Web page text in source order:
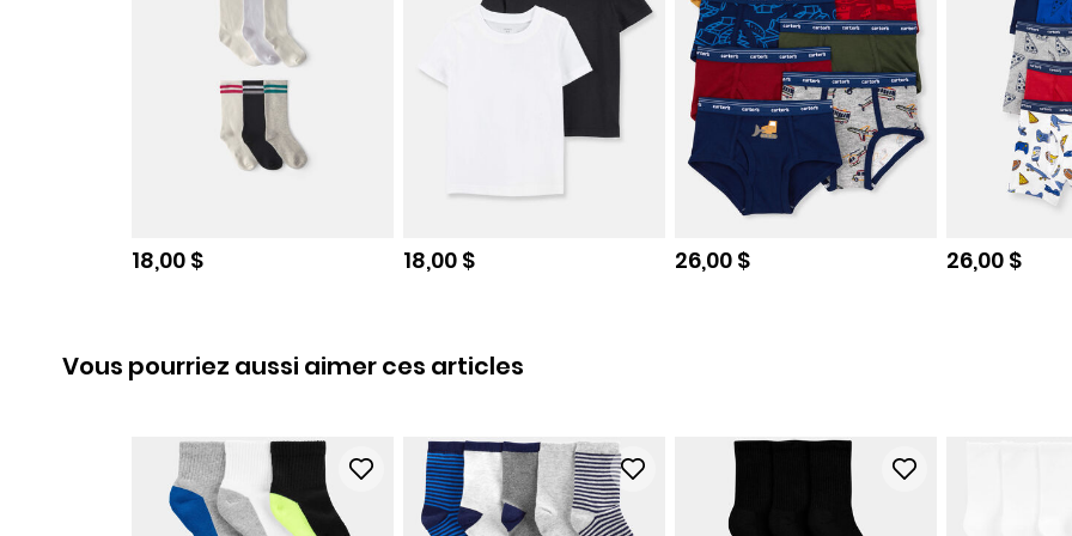
Prix de solde
18,00 $ Prix de solde
18,00 $ Prix de solde
26,00 $ Prix de solde
26,00 $
Vous pourriez aussi aimer ces articles